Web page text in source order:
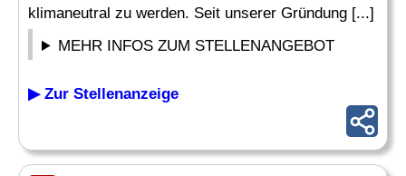
klimaneutral zu werden. Seit unserer Gründung [...]
MEHR INFOS ZUM STELLENANGEBOT
▶ Zur Stellenanzeige